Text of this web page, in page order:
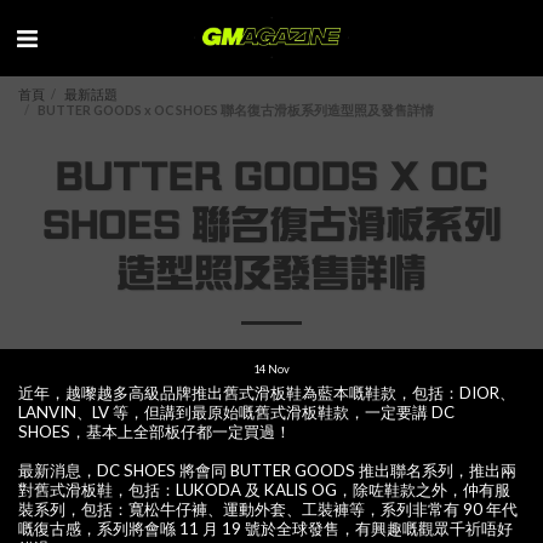
首頁
最新話題
BUTTER GOODS x OC SHOES 聯名復古滑板系列造型照及發售詳情
BUTTER GOODS X OC
SHOES 聯名復古滑板系列
造型照及發售詳情
14 Nov
近年，越嚟越多高級品牌推出舊式滑板鞋為藍本嘅鞋款，包括：DIOR、
LANVIN、LV 等，但講到最原始嘅舊式滑板鞋款，一定要講 DC
SHOES，基本上全部板仔都一定買過！
最新消息，DC SHOES 將會同 BUTTER GOODS 推出聯名系列，推出兩
對舊式滑板鞋，包括：LUKODA 及 KALIS OG，除咗鞋款之外，仲有服
裝系列，包括：寬松牛仔褲、運動外套、工裝褲等，系列非常有 90 年代
嘅復古感，系列將會喺 11 月 19 號於全球發售，有興趣嘅觀眾千祈唔好